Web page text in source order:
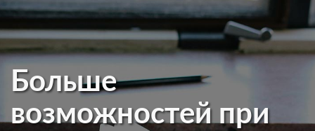
Больше
возможностей при